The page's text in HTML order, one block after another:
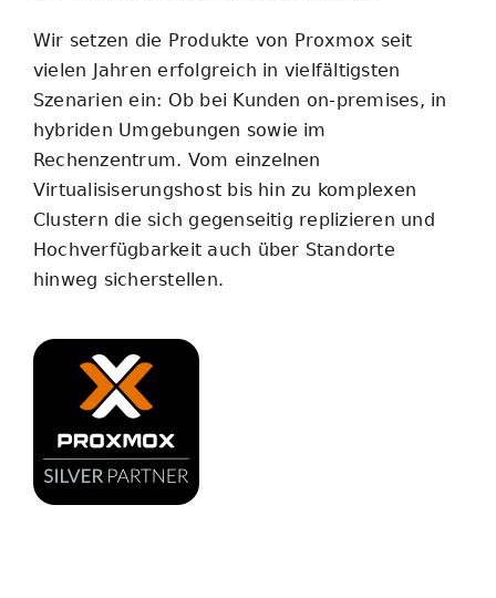
Wir setzen die Produkte von Proxmox seit
vielen Jahren erfolgreich in vielfältigsten
Szenarien ein: Ob bei Kunden on-premises, in
hybriden Umgebungen sowie im
Rechenzentrum. Vom einzelnen
Virtualisiserungshost bis hin zu komplexen
Clustern die sich gegenseitig replizieren und
Hochverfügbarkeit auch über Standorte
hinweg sicherstellen.